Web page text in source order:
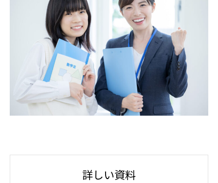
詳しい資料